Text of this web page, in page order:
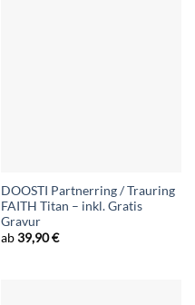
DOOSTI Partnerring / Trauring
FAITH Titan – inkl. Gratis
Gravur
ab39,90€